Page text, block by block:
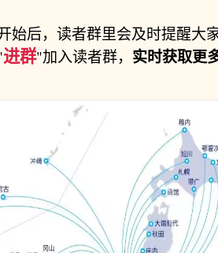
始后，读者群里会及时提醒大
进群"加入读者群， 实时获取更